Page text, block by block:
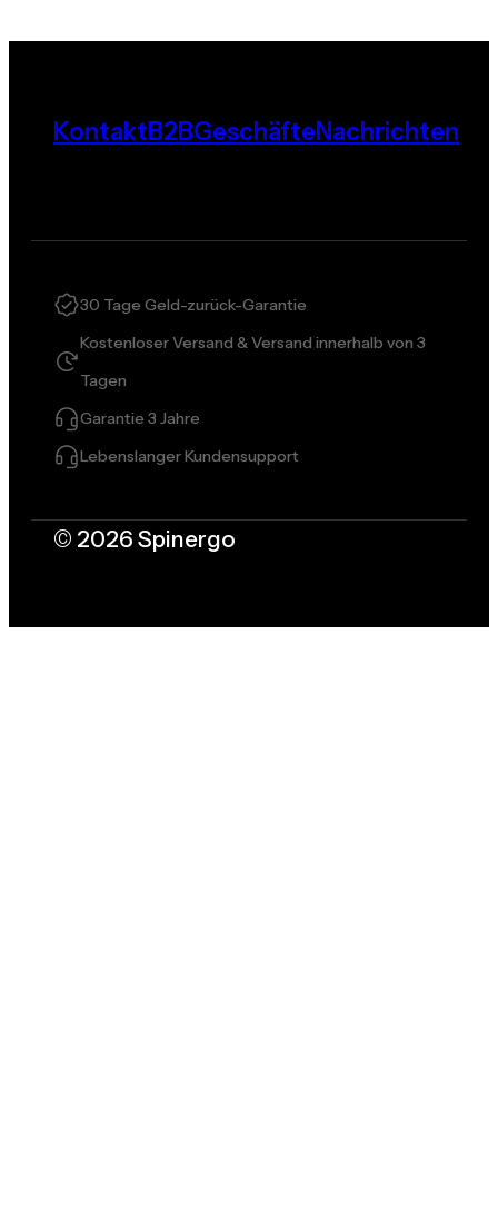
KontaktB2BGeschäfteNachrichten
30 Tage Geld-zurück-Garantie
Kostenloser Versand & Versand innerhalb von 3
Tagen
Garantie 3 Jahre
Lebenslanger Kundensupport
© 2026 Spinergo